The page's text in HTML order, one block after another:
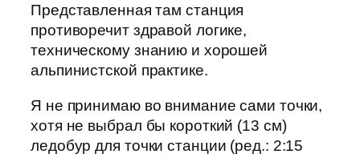
Представленная там станция
противоречит здравой логике,
техническому знанию и хорошей
альпинистской практике.
Я не принимаю во внимание сами точки,
хотя не выбрал бы короткий (13 см)
ледобур для точки станции (ред.: 2:15